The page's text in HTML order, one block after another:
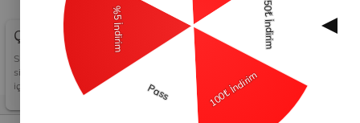
modamihram.com - Tüm Hakları Saklıdır.
Çerez Kullanımı
Sizlere en iyi alışveriş deneyimini sunabilmek adına
sitemizde çerezler(cookies) kullanmaktayız. Detaylı bilgi
için Kvkk sözleşmesini inceleyebilirsiniz.